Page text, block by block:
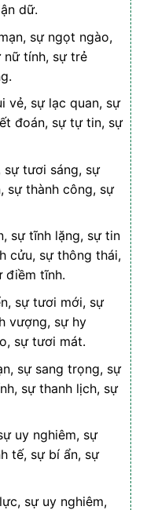
dữ.
sự ngọt ngào,
nữ tính, sự trẻ
vẻ, sự lạc quan, sự
đoán, sự tự tin, sự
sự tươi sáng, sự
sự thành công, sự
sự tĩnh lặng, sự tin
cửu, sự thông thái,
điềm tĩnh.
sự tươi mới, sự
vượng, sự hy
sự tươi mát.
sự sang trọng, sự
sự thanh lịch, sự
uy nghiêm, sự
tế, sự bí ẩn, sự
sự uy nghiêm,